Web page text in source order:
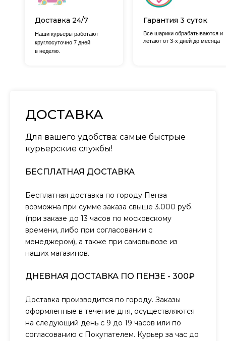
Доставка 24/7
Все шарики обрабатываются и
летают от 3-х дней до месяца
Наши курьеры работают
круглосуточно 7 дней
в неделю.
Гарантия 3 суток
ДОСТАВКА
Для вашего удобства: самые быстрые
курьерские службы!
БЕСПЛАТНАЯ ДОСТАВКА
Бесплатная доставка по городу Пенза
возможна при сумме заказа свыше 3.000 руб.
(при заказе до 13 часов по московскому
времени, либо при согласовании с
менеджером), а также при самовывозе из
наших магазинов.
ДНЕВНАЯ ДОСТАВКА ПО ПЕНЗЕ - 300₽
Доставка производится по городу. Заказы
оформленные в течение дня, осуществляются
на следующий день с 9 до 19 часов или по
согласованию с Покупателем. Курьер за час до